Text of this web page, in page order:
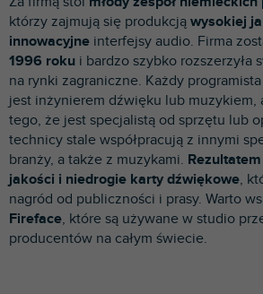
którzy zajmują się produkcją wysokiej
innowacyjne interfejsy audio. Firma
1996 roku i bardzo szybko rozszerzyła
na rynki zagraniczne. Każdy
jest inżynierem dźwięku lub muzykiem,
tego, że jest specjalistą od sprzętu lub
technicy stale współpracują z innymi
branży, a także z muzykami.
jakości i niedrogie karty dźwiękowe,
nagród od publiczności i prasy. Warto
Fireface, które są używane w studio
producentów na całym świecie.
p
r
o
d
u
k
t
ó
w